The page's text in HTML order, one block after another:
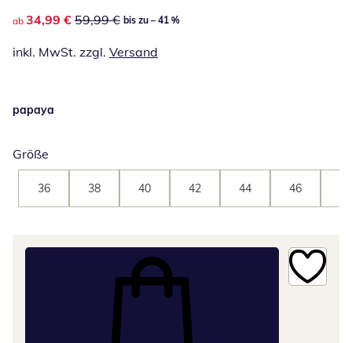
reduzierter Preis 34,99 €, vorheriger Preis: 59,99 €
ab 34,99 € 59,99 € bis zu – 41 %
inkl. MwSt. zzgl. Versand
papaya
Größe
36 38 40 42 44 46